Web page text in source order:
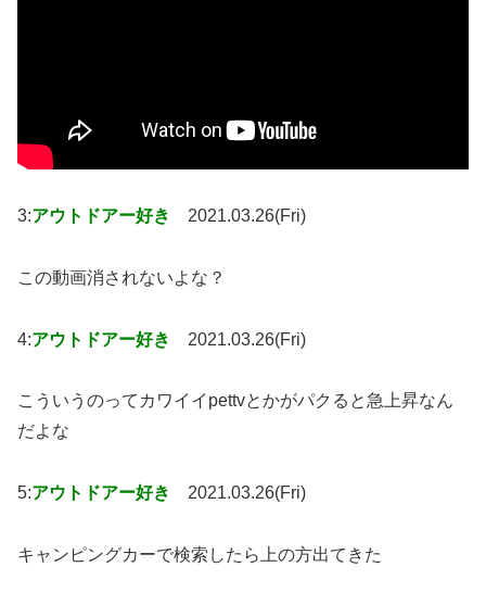
3:アウトドアー好き 2021.03.26(Fri)
この動画消されないよな？
4:アウトドアー好き 2021.03.26(Fri)
こういうのってカワイイpettvとかがパクると急上昇なん
だよな
5:アウトドアー好き 2021.03.26(Fri)
キャンピングカーで検索したら上の方出てきた